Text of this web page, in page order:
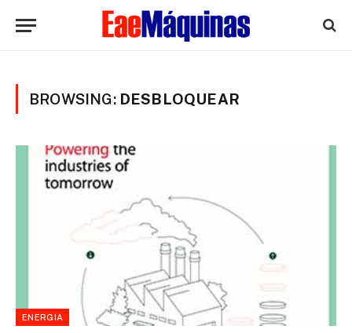
BROWSING: DESBLOQUEAR
ENERGIA